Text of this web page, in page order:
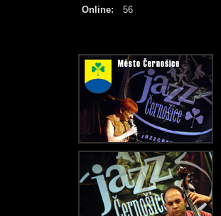
Online: 56